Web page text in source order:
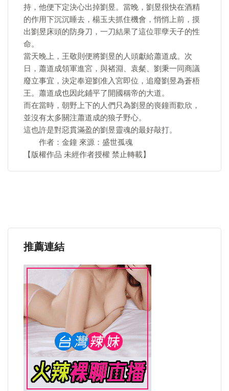
持，他便下定決心出掉劉昱。當晚，劉昱很快在酒精
的作用下沉沉睡去，楊玉夫抓住機會，悄悄上前，摸
出劉昱床頭的防身刀，一刀結果了這位罪孽天子的性
命。
當天晚上，王敬則便將劉昱的人頭獻給蕭道成。次
日，蕭道成領軍進宮，與褚淵、袁粲、劉秉一同商議
廢立事宜，決定奉迎劉准入宮即位，追廢劉昱為蒼梧
王。蕭道成也因此鋪平了開國稱帝的大道。
而在當時，朝野上下的人們只為劉昱的喪鐘而歡欣，
並沒有太多關注蕭道成的狼子野心。
這也許是對惡貫滿盈的劉昱靈魂的最好敲打。
作者：金鐘 來源：盛世孤魂
【版權作品 未經作者授權 禁止轉載】
推薦連結